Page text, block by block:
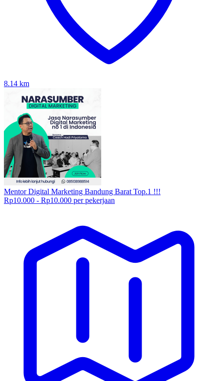
8.14 km
Mentor Digital Marketing Bandung Barat Top.1 !!!
Rp10.000 - Rp10.000 per pekerjaan